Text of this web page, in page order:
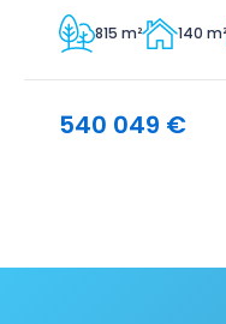
815 m² 140 m²
540 049 €